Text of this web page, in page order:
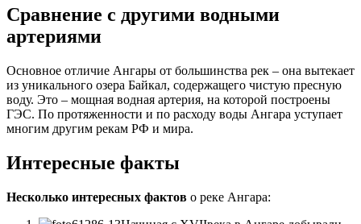
Сравнение с другими водными
артериями
Основное отличие Ангары от большинства рек – она вытекает
из уникального озера Байкал, содержащего чистую пресную
воду. Это – мощная водная артерия, на которой построены
ГЭС. По протяженности и по расходу воды Ангара уступает
многим другим рекам РФ и мира.
Интересные факты
Несколько интересных фактов о реке Ангара: